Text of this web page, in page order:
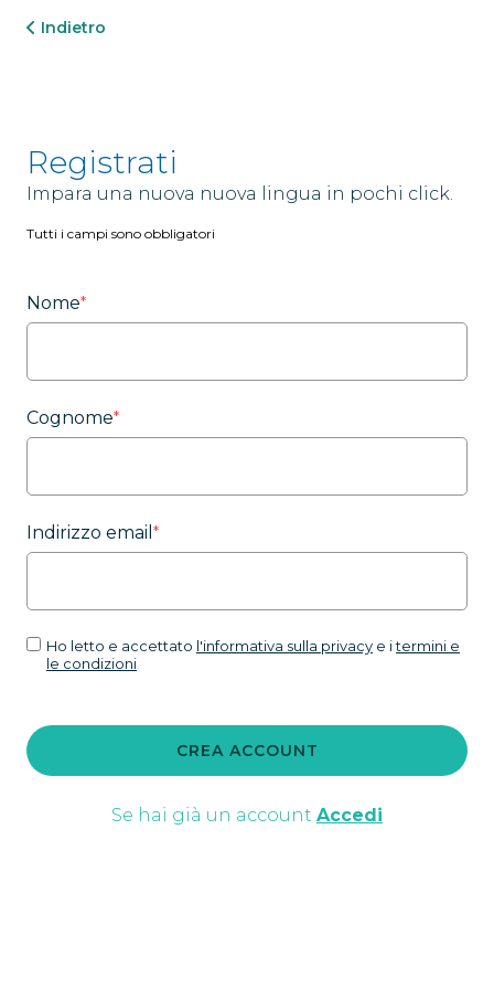
Indietro
Registrati
Impara una nuova nuova lingua in pochi click.
Tutti i campi sono obbligatori
Nome*
Cognome*
Indirizzo email *
Ho letto e accettato l'informativa sulla privacy e itermini e
le condizioni
CREA ACCOUNT
Se hai già un account Accedi